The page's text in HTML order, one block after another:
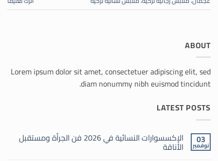
ABOUT
Lorem ipsum dolor sit amet, consectetuer adipiscing elit, sed
diam nonummy nibh euismod tincidunt.
LATEST POSTS
03
نوفمبر
الإكسسوارات النسائية في 2026 فن الجرأة ومستقبل
الأناقة